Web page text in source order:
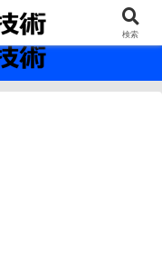
フラ。
検索